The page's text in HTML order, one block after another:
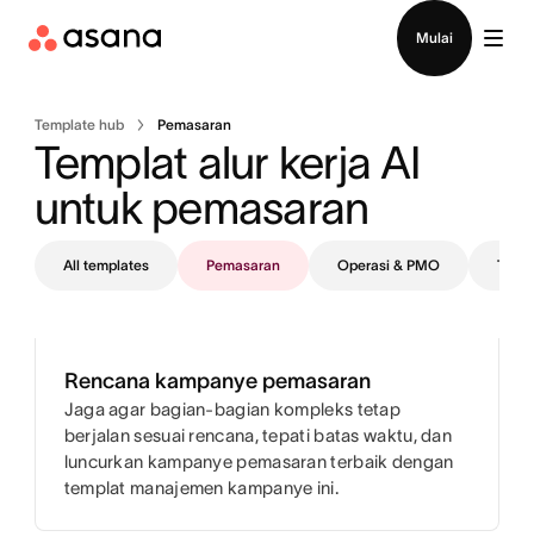
Mulai
Template hub Pemasaran
Templat alur kerja AI
untuk pemasaran
All templates Pemasaran Operasi & PMO TI
Rencana kampanye pemasaran
Jaga agar bagian-bagian kompleks tetap
berjalan sesuai rencana, tepati batas waktu, dan
luncurkan kampanye pemasaran terbaik dengan
templat manajemen kampanye ini.